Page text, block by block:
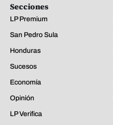
Secciones
LP Premium
San Pedro Sula
Honduras
Sucesos
Economía
Opinión
LP Verifica